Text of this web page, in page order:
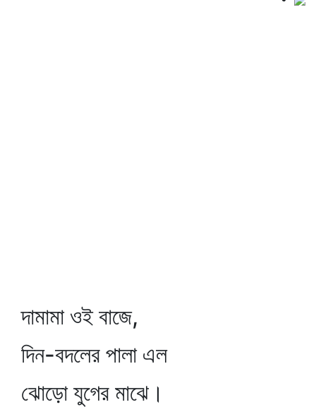
দামামা ওই বাজে,
দিন-বদলের পালা এল
ঝোড়ো যুগের মাঝে।